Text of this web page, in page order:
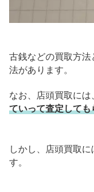
古銭などの買取方
法があります。
なお、店頭買取には
ていって査定しても
しかし、店頭買取
す。